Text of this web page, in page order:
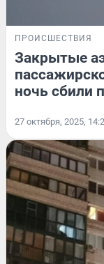
ПРОИСШЕСТВИЯ
Закрытые
ночь сбили
27 октября, 2025,